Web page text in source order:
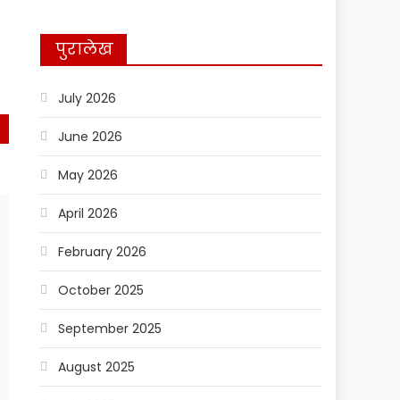
पुरालेख
July 2026
June 2026
May 2026
April 2026
February 2026
October 2025
September 2025
August 2025